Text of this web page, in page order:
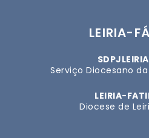
LEIRIA-
Serviço Diocesano
LEIRIA-
Diocese de